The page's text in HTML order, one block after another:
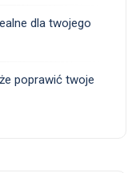
dla twojego
poprawić twoje